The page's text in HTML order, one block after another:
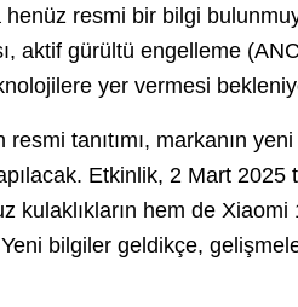
henüz resmi bir bilgi
aktif gürültü engelleme
yer vermesi
resmi tanıtımı, markanın
Etkinlik, 2 Mart
kulaklıkların hem de
Yeni bilgiler geldikçe,